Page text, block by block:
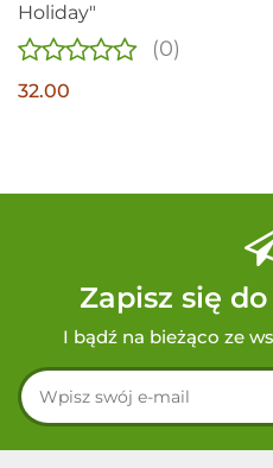
Holiday"
(0)
32.00
Zapisz się
I bądź na bieżąco ze